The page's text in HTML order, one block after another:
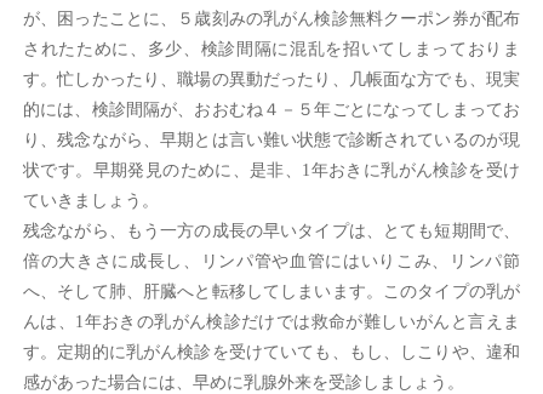
が、困ったことに、５歳刻みの乳がん検診無料クーポン券が配布
されたために、多少、検診間隔に混乱を招いてしまっておりま
す。忙しかったり、職場の異動だったり、几帳面な方でも、現実
的には、検診間隔が、おおむね４－５年ごとになってしまってお
り、残念ながら、早期とは言い難い状態で診断されているのが現
状です。早期発見のために、是非、1年おきに乳がん検診を受け
ていきましょう。
残念ながら、もう一方の成長の早いタイプは、とても短期間で、
倍の大きさに成長し、リンパ管や血管にはいりこみ、リンパ節
へ、そして肺、肝臓へと転移してしまいます。このタイプの乳が
んは、1年おきの乳がん検診だけでは救命が難しいがんと言えま
す。定期的に乳がん検診を受けていても、もし、しこりや、違和
感があった場合には、早めに乳腺外来を受診しましょう。